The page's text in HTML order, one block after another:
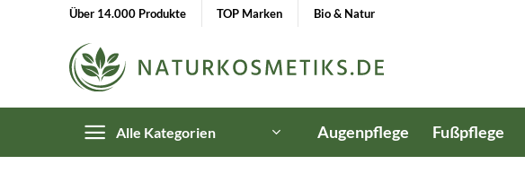
Über 14.000 Produkte TOP Marken Bio & Natur
Alle Kategorien Augenpflege Fußpflege